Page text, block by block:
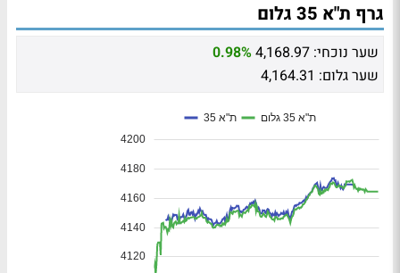
גרף ת"א 35 גלום
שער נוכחי: 4,168.97
0.98%
שער גלום: 4,164.31